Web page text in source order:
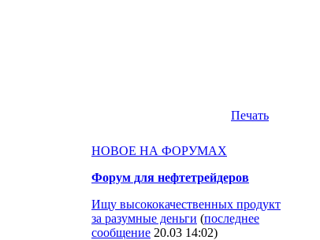
Печать
НОВОЕ НА ФОРУМАХ
Форум для нефтетрейдеров
Ищу высококачественных продукт
за разумные деньги (последнее
сообщение 20.03 14:02)